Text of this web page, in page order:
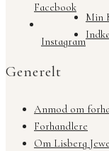
Facebook
Instagram
Min
Generelt
Anmod om
Forhandlere
Om Lisberg